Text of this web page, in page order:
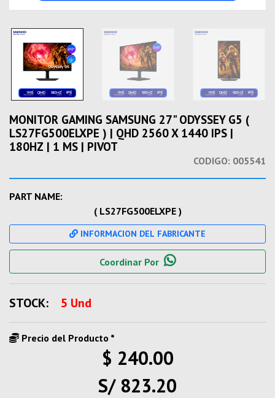
MONITOR GAMING SAMSUNG 27" ODYSSEY G5 (
LS27FG500ELXPE ) | QHD 2560 X 1440 IPS |
180HZ | 1 MS | PIVOT
CODIGO: 005541
PART NAME:
( LS27FG500ELXPE )
INFORMACION DEL FABRICANTE
Coordinar Por
STOCK: 5 Und
Precio del Producto *
$ 240.00
S/ 823.20